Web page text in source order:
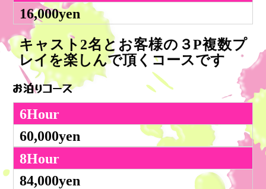
16,000yen
キャスト2名とお客様の３P複数プ
レイを楽しんで頂くコースです
お泊りコース
6Hour
60,000yen
8Hour
84,000yen